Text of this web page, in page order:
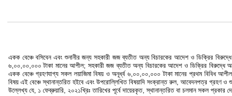
একক বেঞ্চে বসিবেন এবং শুনানীর জন্য সহকারী জজ ব্যতীত অন্য বিচারকের আদেশ ও ডিক্রির
৬,০০,০০,০০০ টাকা মানের আপীল; সহকারী জজ ব্যতীত অন্য বিচারকের আদেশ ও ডিক্রির বিরুদ্ধে
একক বেঞ্চে গ্রহণযাগ্য সকল লয়াজিমা বিষয় ও অনূর্ধ্ব ৬,০০,০০,০০০ টাকা মানের প্রথম বিবিধ
বিষয় এই বেঞ্চে স্থানান্তরিত হইবে এবং উপরোল্লিখিত বিষয়াদি সংক্রান্ত রুল, আবেদনপত্র গ্রহণ ও
উল্লেখ্য যে, ১ ফেব্রুয়ারি, ২০২১খ্রিঃ তারিখের পূর্বে দায়েরকৃত, স্থানান্তরিত বা চলমান সকল প্রকার